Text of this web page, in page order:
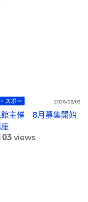
スポー 2026/08/03
館主催 8月募集開始
views